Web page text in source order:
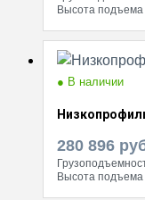
Высота
● В наличии
280 896
Высота